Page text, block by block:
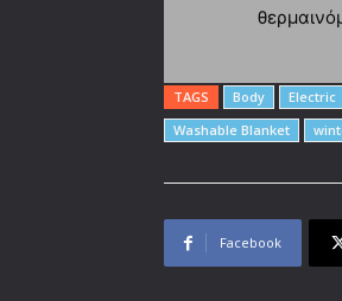
TAGS Body Electric
Washable Blanket
Facebook